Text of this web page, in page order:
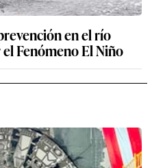
en el río
Fenómeno El Niño